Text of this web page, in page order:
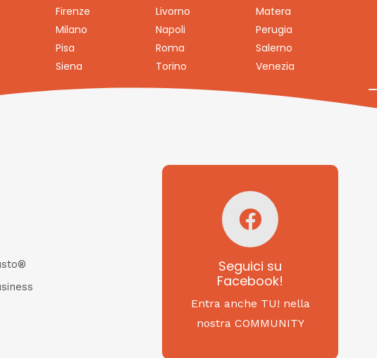
Firenze
Livorno
Matera
Milano
Napoli
Perugia
Pisa
Roma
Salerno
Siena
Torino Venezia
Seguici su
Facebook!
Entra anche TU! nella
nostra COMMUNITY
Seguici su
Facebook!
SAGRITALY
Feste, cibi e tradizioni
da Nord a Sud...